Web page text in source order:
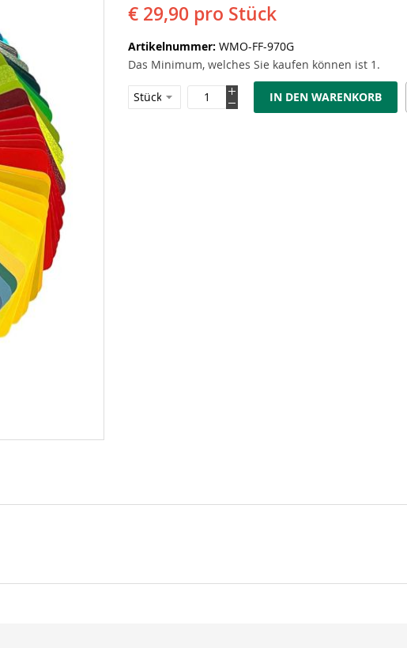
€ 29,90 pro Stück
Artikelnummer WMO-FF-970G
Das Minimum, welches Sie kaufen können ist 1.
IN DEN WARENKORB